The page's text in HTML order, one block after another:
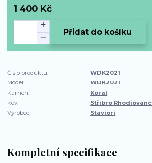
1 400 Kč
Přidat do košíku
Číslo produktu:
WDK2021
Model:
WDK2021
Kámen:
Koral
Kov:
Stříbro Rhodiované
Výrobce:
Staviori
Kompletní specifikace